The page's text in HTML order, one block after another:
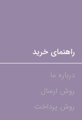
راهنمای خرید
درباره ما
روش ارسال
روش پرداخت